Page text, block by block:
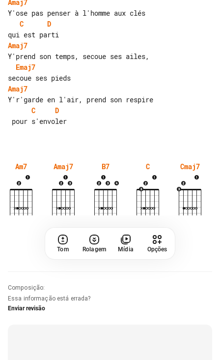
Amaj7
C
D
Amaj7
Emaj7
Amaj7
C
D
Am7 Amaj7 B7 C Cmaj7
Tom Rolagem Mídia Opções
Composição:
Essa informação está errada?
Enviar revisão